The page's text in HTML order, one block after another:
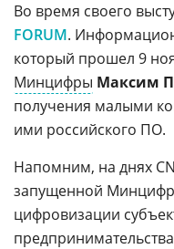
Во время своего
FORUM.
который прошел 9
Минцифры Максим
получения малыми
ими российского ПО.
Напомним, на днях
запущенной
цифровизации